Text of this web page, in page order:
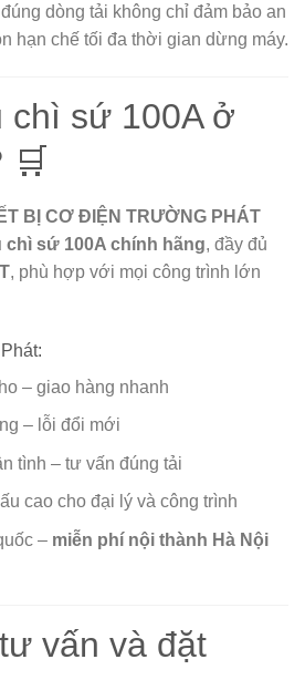
dòng tải không chỉ đảm bảo an
hạn chế tối đa thời gian dừng máy.
chì sứ 100A ở
BỊ CƠ ĐIỆN TRƯỜNG PHÁT
chì sứ 100A chính hãng, đầy đủ
, phù hợp với mọi công trình lớn
– giao hàng nhanh
– lỗi đổi mới
tình – tư vấn đúng tải
cao cho đại lý và công trình
– miễn phí nội thành Hà Nội
vấn và đặt